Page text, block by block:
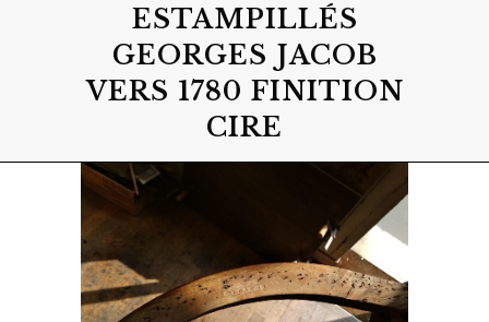
ESTAMPILLÉS
GEORGES JACOB
VERS 1780 FINITION
CIRE